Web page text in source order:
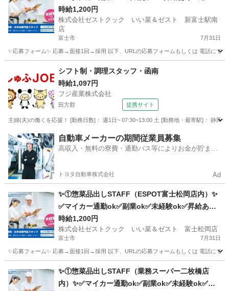
ok✅扶養内ok
時給1,200円
株式会社ゼストクック いい菜＆ゼスト 新富士駅南
店
富士市 7月31日
✨応募フォーム✨ 応募→面接1回→採用 以下、URLの応募フォームもしくは 電話にて
キッチン スタッフ
シフト制・調理スタッフ・函南
時給1,097円
フジ産業株式会社
田方郡 提携サイト
主婦(夫)の働くを応援！ [勤務日数]： 週1日~ 07:30~13:00 土 [勤務地・最寄駅]： 静
静岡 田方郡 キッチン
自動車メーカーの期間従業員募集
高収入・無料の寮費・通勤バス等によりお金が貯まり
トヨタ自動車株式会社 Ad
✨①惣菜品出しSTAFF（ESPOT富士松岡店内）✨
✅マイカー通勤ok✅副業ok✅未経験ok✅昇給あり
✅週2～ok✅扶養内ok
時給1,200円
株式会社ゼストクック いい菜＆ゼスト 富士松岡店
富士市 7月31日
✨応募フォーム✨ 応募→面接1回→採用 以下、URLの応募フォームもしくは 電話にて
キッチン スタッフ
✨①惣菜品出しSTAFF（業務スーパー二枚橋店
内）✨✅マイカー通勤ok✅副業ok✅未経験ok✅昇